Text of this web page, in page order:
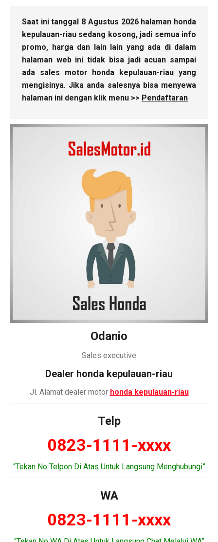
Saat ini tanggal 8 Agustus 2026 halaman honda
kepulauan-riau sedang kosong, jadi semua info
promo, harga dan lain lain yang ada di dalam
halaman web ini tidak bisa jadi acuan sampai
ada sales motor honda kepulauan-riau yang
mengisinya. Jika anda salesnya bisa menyewa
halaman ini dengan klik menu >> Pendaftaran
Odanio
Sales executive
Dealer honda kepulauan-riau
Jl. Alamat dealer motor honda kepulauan-riau
Telp
0823-1111-xxxx
“Tekan No Telpon Di Atas Untuk Langsung Menghubungi”
WA
0823-1111-xxxx